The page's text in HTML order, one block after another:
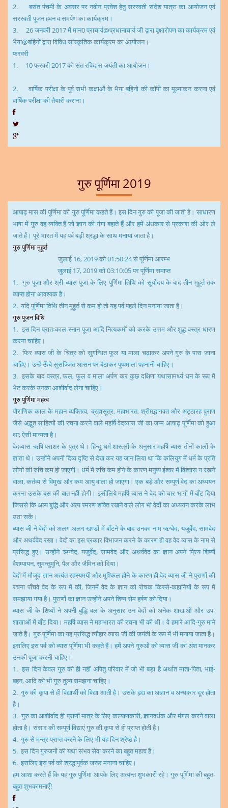
2.
बसंत पंचमी के अवसर पर नवीन प्रवेश हेतु सरस्वती संदेश यात्रा का आयोजन एवं
सरस्वती पूजनहवन व समर्पण का कार्यक्रम।
3. 26जनवरी2017में मान0प्राचार्य@प्रधानाचार्य जी द्वारा वृक्षारोपण का कार्यक्रम एवं
भैया@बहिनों द्वारा विविध सांंस्कृतिक कार्यक्रम का आयोजन।
फरवरी
1. 10फरवरी2017को संत रविदास जयंती का आयोजन।
2.
वार्षिक परीक्षा के पूर्व सभी कक्षाओं के भैया बहिनो की कॉपी का मूल्यांकन करना एवं
वार्षिक परीक्षा की तैयारी कराना।
गुरु पूर्णिमा 2019
आषाढ़ मास की पूर्णिमा को गुरु पूर्णिमाकहते हैं। इस दिन गुरु की पूजा की जाती है। साधारण
भाषा में गुरु वह व्यक्ति हैं जो ज्ञान की गंगा बहाते हैं और हमें अंधकार से प्रकाश की ओर ले
जाते हैं। पूरे भारत में यह पर्व बड़ी श्रद्धा के साथ मनाया जाता है।
गुरु पूर्णिमा मुहूर्त
जुलाई 16, 2019 को 01:50:24 से पूर्णिमा आरम्भ
जुलाई 17, 2019 को 03:10:05 पर पूर्णिमा समाप्त
1. गुरु पूजा और श्री व्यास पूजा के लिए पूर्णिमा तिथि को सूर्योदय के बाद तीन मुहूर्त तक
व्याप्त होना आवश्यक है।
2. यदि पूर्णिमा तिथि तीन मुहूर्त से कम हो तो यह पर्व पहले दिन मनाया जाता है।
गुरु पूजन विधि
1. इस दिन प्रातःकाल स्नान पूजा आदि नित्यकर्मों को करके उत्तम और शुद्ध वस्त्र धारण
करना चाहिए।
2. फिर व्यास जी के चित्र को सुगन्धित फूल या माला चढ़ाकर अपने गुरु के पास जाना
चाहिए। उन्हें ऊँचे सुसज्जित आसन पर बैठाकर पुष्पमाला पहनानी चाहिए।
3. इसके बाद वस्त्र, फल, फूल व माला अर्पण कर कुछ दक्षिणा यथासामर्थ्य धन के रूप में
भेंट करके उनका आशीर्वाद लेना चाहिए।
गुरु पूर्णिमा महत्व
पौराणिक काल के महान व्यक्तित्व, ब्रह्मसूत्र, महाभारत, श्रीमद्भागवत और अट्ठारह पुराण
जैसे अद्भुत साहित्यों की रचना करने वाले महर्षि वेदव्यास जी का जन्म आषाढ़ पूर्णिमा को हुआ
था; ऐसी मान्यता है।
वेदव्यास ऋषि पराशर के पुत्र थे। हिन्दू धर्म शास्त्रों के अनुसार महर्षि व्यास तीनों कालों के
ज्ञाता थे। उन्होंने अपनी दिव्य दृष्टि से देख कर यह जान लिया था कि कलियुग में धर्म के प्रति
लोगों की रुचि कम हो जाएगी। धर्म में रुचि कम होने के कारण मनुष्य ईश्वर में विश्वास न रखने
वाला, कर्तव्य से विमुख और कम आयु वाला हो जाएगा। एक बड़े और सम्पूर्ण वेद का अध्ययन
करना उसके बस की बात नहीं होगी। इसीलिये महर्षि व्यास ने वेद को चार भागों में बाँट दिया
जिससे कि अल्प बुद्धि और अल्प स्मरण शक्ति रखने वाले लोग भी वेदों का अध्ययन करके लाभ
उठा सकें।
व्यास जी ने वेदों को अलग-अलग खण्डों में बाँटने के बाद उनका नाम ऋग्वेद, यजुर्वेद, सामवेद
और अथर्ववेद रखा। वेदों का इस प्रकार विभाजन करने के कारण ही वह वेद व्यास के नाम से
प्रसिद्ध हुए। उन्होंने ऋग्वेद, यजुर्वेद, सामवेद और अथर्ववेद का ज्ञान अपने प्रिय शिष्यों
वैशम्पायन, सुमन्तुमुनि, पैल और जैमिन को दिया।
वेदों में मौजूद ज्ञान अत्यंत रहस्यमयी और मुश्किल होने के कारण ही वेद व्यास जी ने पुराणों की
रचना पाँचवे वेद के रूप में की, जिनमें वेद के ज्ञान को रोचक किस्से-कहानियों के रूप में
समझाया गया है। पुराणों का ज्ञान उन्होंने अपने शिष्य रोम हर्षण को दिया।
व्यास जी के शिष्यों ने अपनी बुद्धि बल के अनुसार उन वेदों को अनेक शाखाओं और उप-
शाखाओं में बाँट दिया। महर्षि व्यास ने महाभारत की रचना भी की थी। वे हमारे आदि-गुरु माने
जाते हैं। गुरु पूर्णिमा का यह प्रसिद्ध त्यौहार व्यास जी की जयंती के रूप में भी मनाया जाता है।
इसलिए इस पर्व को व्यास पूर्णिमा भी कहते हैं। हमें अपने गुरुओं को व्यास जी का अंश मानकर
उनकी पूजा करनी चाहिए।
1. इस दिन केवल गुरु की ही नहीं अपितु परिवार में जो भी बड़ा है अर्थात माता-पिता, भाई-
बहन, आदि को भी गुरु तुल्य समझना चाहिए।
2. गुरु की कृपा से ही विद्यार्थी को विद्या आती है। उसके हृद्य का अज्ञान व अन्धकार दूर होता
है।
3. गुरु का आशीर्वाद ही प्राणी मात्र के लिए कल्याणकारी, ज्ञानवर्धक और मंगल करने वाला
होता है। संसार की सम्पूर्ण विद्याएं गुरु की कृपा से ही प्राप्त होती है।
4. गुरु से मन्त्र प्राप्त करने के लिए भी यह दिन श्रेष्ठ है।
5. इस दिन गुरुजनों की यथा संभव सेवा करने का बहुत महत्व है।
6. इसलिए इस पर्व को श्रद्धापूर्वक जरूर मनाना चाहिए।
हम आशा करते हैं कि यह गुरु पूर्णिमा आपके लिए अत्यन्त शुभकारी रहे। गुरु पूर्णिमा की बहुत-
बहुत शुभकामनाएँ!